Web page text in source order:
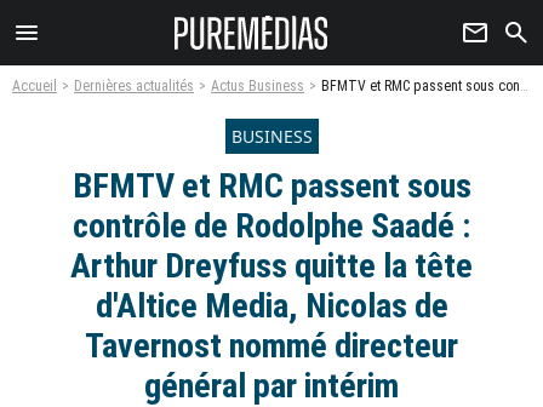
menu newsletter search
Accueil Dernières actualités Actus Business BFMTV et RMC passent sous contrôle de Rodolphe Saadé : Arthur Dreyfuss quitte la tête d'Altice Media, Nicolas de Tavernost nommé directeur général par intérim
BUSINESS
BFMTV et RMC passent sous
contrôle de Rodolphe Saadé :
Arthur Dreyfuss quitte la tête
d'Altice Media, Nicolas de
Tavernost nommé directeur
général par intérim